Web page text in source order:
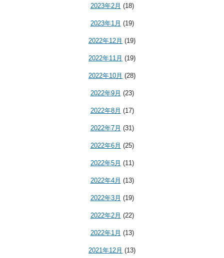
2023年2月 (18)
2023年1月 (19)
2022年12月 (19)
2022年11月 (19)
2022年10月 (28)
2022年9月 (23)
2022年8月 (17)
2022年7月 (31)
2022年6月 (25)
2022年5月 (11)
2022年4月 (13)
2022年3月 (19)
2022年2月 (22)
2022年1月 (13)
2021年12月 (13)